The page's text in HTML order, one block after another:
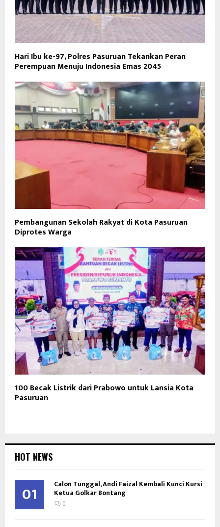
Hari Ibu ke-97, Polres Pasuruan Tekankan Peran
Perempuan Menuju Indonesia Emas 2045
Pembangunan Sekolah Rakyat di Kota Pasuruan
Diprotes Warga
100 Becak Listrik dari Prabowo untuk Lansia Kota
Pasuruan
HOT NEWS
01 Calon Tunggal, Andi Faizal Kembali Kunci Kursi
Ketua Golkar Bontang
0